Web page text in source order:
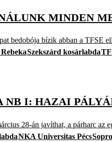
MINDEN
bedobója bízik abban a TFSE
Szekszárd kosárlabda
I: HAZAI
28-án javíthat, a párharc az
NKA Universitas Pécs